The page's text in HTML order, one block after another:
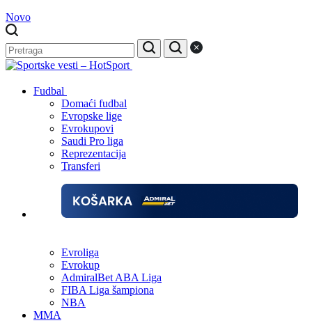
Novo
Fudbal
Domaći fudbal
Evropske lige
Evrokupovi
Saudi Pro liga
Reprezentacija
Transferi
Evroliga
Evrokup
AdmiralBet ABA Liga
FIBA Liga šampiona
NBA
MMA